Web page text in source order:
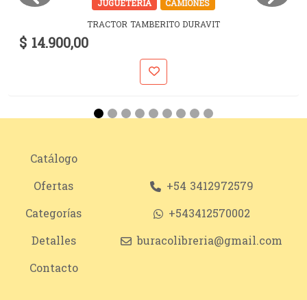
JUGUETERIA
CAMIONES
TRACTOR TAMBERITO DURAVIT
$ 14.900,00
Catálogo
Ofertas
Categorías
Detalles
Contacto
+54 3412972579
+543412570002
buracolibreria@gmail.com